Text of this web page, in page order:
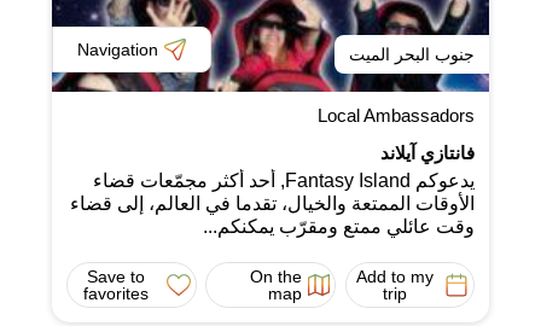
جنوب البحر الميت Navigation
Local Ambassadors
فانتازي آيلاند
يدعوكم Fantasy Island, أحد أكثر مجمّعات قضاء
الأوقات الممتعة والخيال، تقدما في العالم، إلى قضاء
وقت عائلي ممتع ومقرّب يمكنكم...
Add to my
trip
On the
map
Save to
favorites